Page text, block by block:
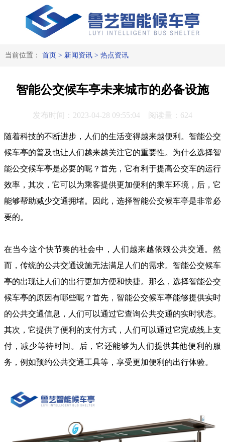
当前位置： 首页 > 新闻资讯> 热点资讯
智能公交候车亭未来城市的必备设施
发布时间：2023-04-28 09:55:04 阅读量：624
随着科技的不断进步，人们的生活变得越来越便利。智能公交
候车亭的普及也让人们越来越关注它的重要性。为什么选择智
能公交候车亭是必要的呢？首先，它有利于提高公交车的运行
效率，其次，它可以为乘客提供更加便利的乘车环境，后，它
能够帮助减少交通拥堵。因此，选择智能公交候车亭是非常必
要的。
在当今这个快节奏的社会中，人们越来越依赖公共交通。然
而，传统的公共交通设施无法满足人们的需求。智能公交候车
亭的出现让人们的出行更加方便和快捷。那么，选择智能公交
候车亭的原因有哪些呢？首先，智能公交候车亭能够提供实时
的公共交通信息，人们可以通过它查询公共交通的实时状态。
其次，它提供了便利的支付方式，人们可以通过它完成线上支
付，减少等待时间。后，它还能够为人们提供其他便利的服
务，例如预约公共交通工具等，享受更加便利的出行体验。